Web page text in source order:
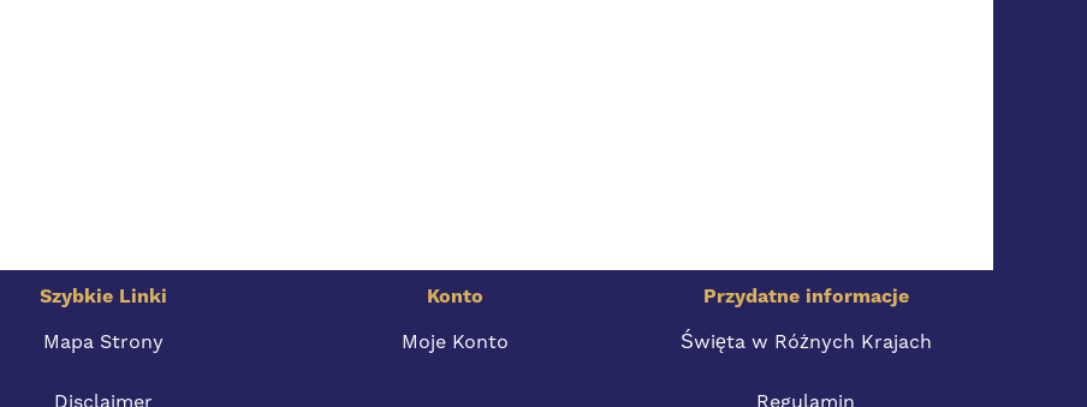
Szybkie Linki Konto
Przydatne informacje
Mapa Strony Moje Konto Święta w Różnych Krajach
Disclaimer Regulamin